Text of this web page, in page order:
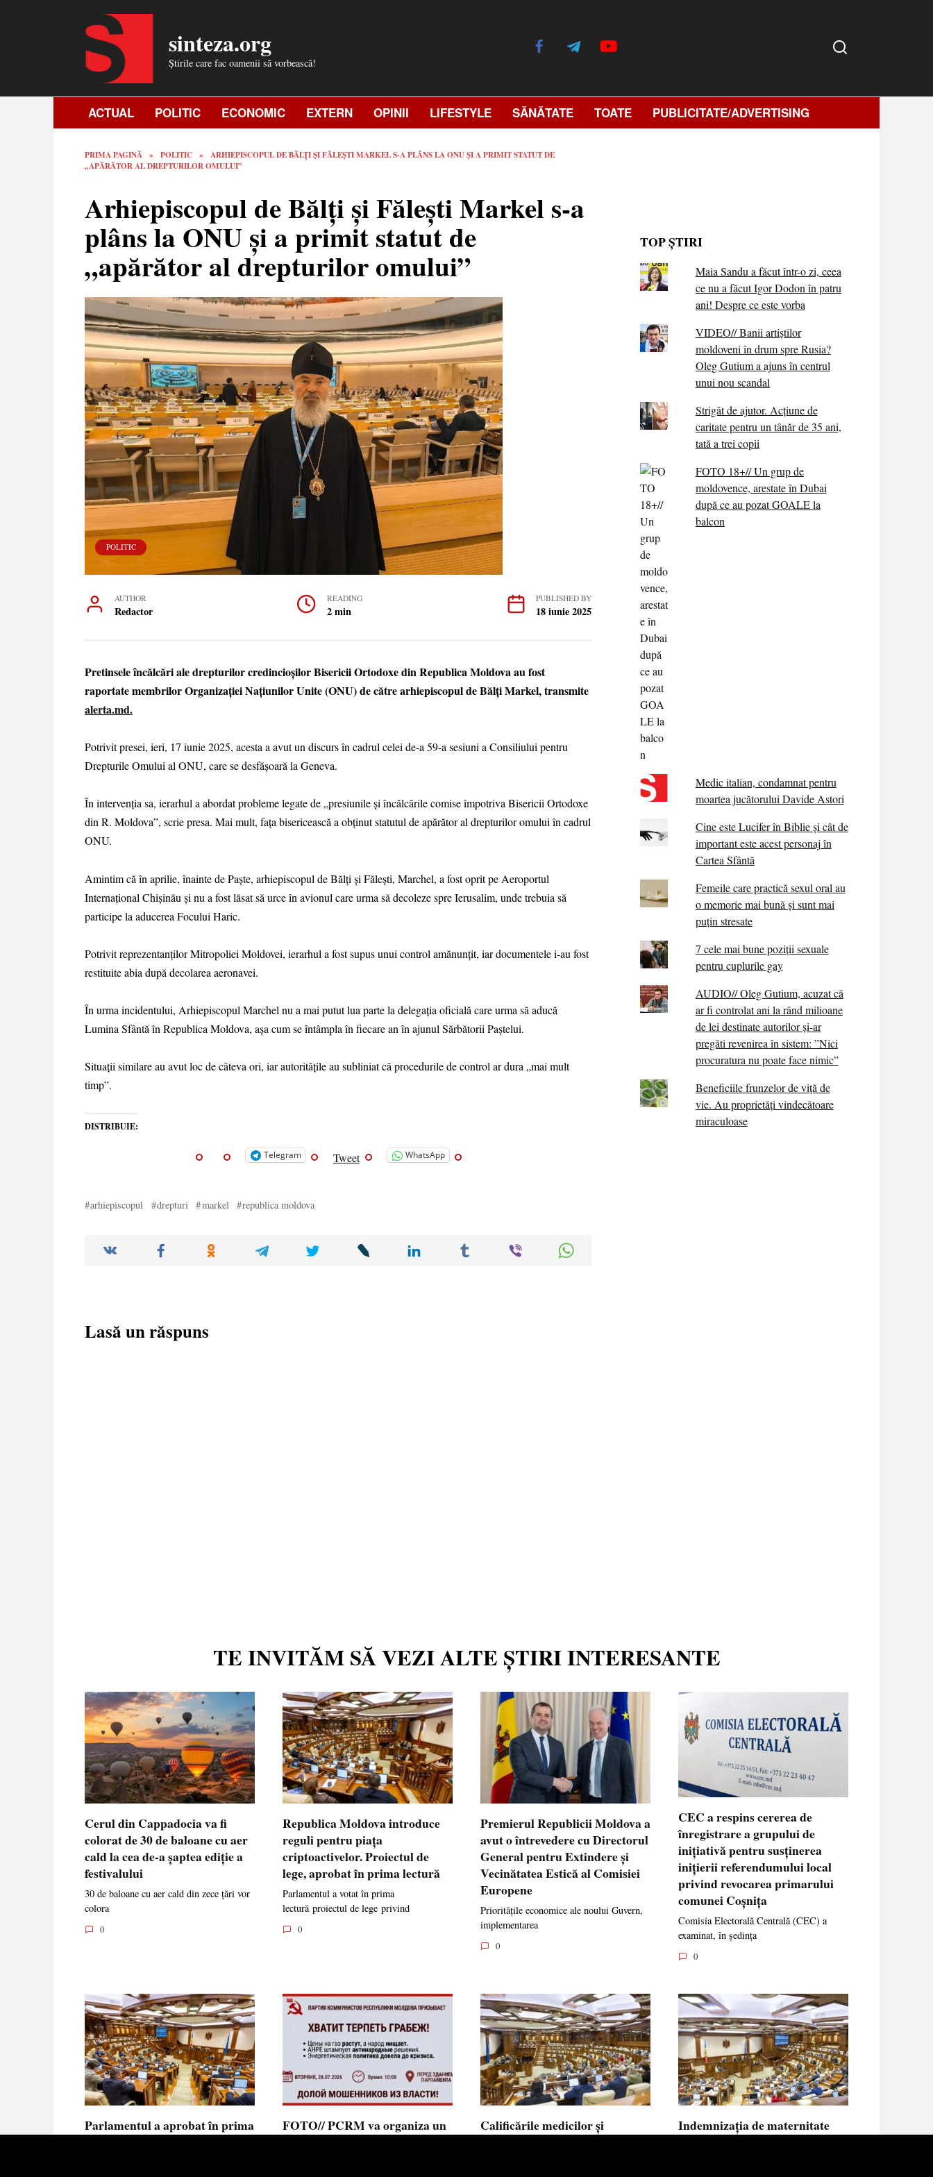
sinteza.org
Știrile care fac oamenii să vorbească!
ACTUAL POLITIC ECONOMIC EXTERN OPINII LIFESTYLE SĂNĂTATE TOATE PUBLICITATE/ADVERTISING
PRIMA PAGINĂ » POLITIC »
ARHIEPISCOPUL DE BĂLȚI ȘI FĂLEȘTI MARKEL S-A PLÂNS LA ONU ȘI A PRIMIT STATUT DE
„APĂRĂTOR AL DREPTURILOR OMULUI”
Arhiepiscopul de Bălți și Fălești Markel s-a
plâns la ONU și a primit statut de
„apărător al drepturilor omului”
POLITIC
AUTHOR
Redactor
READING
2 min
PUBLISHED BY
18 iunie 2025
Pretinsele încălcări ale drepturilor credincioșilor Bisericii Ortodoxe din Republica Moldova au fost
raportate membrilor Organizației Națiunilor Unite (ONU) de către arhiepiscopul de Bălți Markel, transmite
alerta.md.
Potrivit presei, ieri, 17 iunie 2025, acesta a avut un discurs în cadrul celei de-a 59-a sesiuni a Consiliului pentru
Drepturile Omului al ONU, care se desfășoară la Geneva.
În intervenția sa, ierarhul a abordat probleme legate de „presiunile și încălcările comise împotriva Bisericii Ortodoxe
din R. Moldova”, scrie presa. Mai mult, fața bisericească a obținut statutul de apărător al drepturilor omului în cadrul
ONU.
Amintim că în aprilie, înainte de Paște, arhiepiscopul de Bălți și Fălești, Marchel, a fost oprit pe Aeroportul
Internațional Chișinău și nu a fost lăsat să urce în avionul care urma să decoleze spre Ierusalim, unde trebuia să
participe la aducerea Focului Haric.
Potrivit reprezentanților Mitropoliei Moldovei, ierarhul a fost supus unui control amănunțit, iar documentele i-au fost
restituite abia după decolarea aeronavei.
În urma incidentului, Arhiepiscopul Marchel nu a mai putut lua parte la delegația oficială care urma să aducă
Lumina Sfântă în Republica Moldova, așa cum se întâmpla în fiecare an în ajunul Sărbătorii Paștelui.
Situații similare au avut loc de câteva ori, iar autoritățile au subliniat că procedurile de control ar dura „mai mult
timp”.
DISTRIBUIE:
Telegram Tweet WhatsApp
arhiepiscopul drepturi markel republica moldova
Lasă un răspuns
TOP ȘTIRI
Maia Sandu a făcut într-o zi, ceea
ce nu a făcut Igor Dodon în patru
ani! Despre ce este vorba
VIDEO// Banii artiștilor
moldoveni în drum spre Rusia?
Oleg Gutium a ajuns în centrul
unui nou scandal
Strigăt de ajutor. Acțiune de
caritate pentru un tânăr de 35 ani,
tată a trei copii
FOTO 18+// Un grup de
moldovence, arestate în Dubai
după ce au pozat GOALE la
balcon
Medic italian, condamnat pentru
moartea jucătorului Davide Astori
Cine este Lucifer în Biblie și cât de
important este acest personaj în
Cartea Sfântă
Femeile care practică sexul oral au
o memorie mai bună și sunt mai
puțin stresate
7 cele mai bune poziții sexuale
pentru cuplurile gay
AUDIO// Oleg Gutium, acuzat că
ar fi controlat ani la rând milioane
de lei destinate autorilor și-ar
pregăti revenirea în sistem: ”Nici
procuratura nu poate face nimic”
Beneficiile frunzelor de viță de
vie. Au proprietăţi vindecătoare
miraculoase
TE INVITĂM SĂ VEZI ALTE ȘTIRI INTERESANTE
Cerul din Cappadocia va fi
colorat de 30 de baloane cu aer
cald la cea de-a șaptea ediție a
festivalului
30 de baloane cu aer cald din zece țări vor
colora
0
Republica Moldova introduce
reguli pentru piața
criptoactivelor. Proiectul de
lege, aprobat în prima lectură
Parlamentul a votat în prima
lectură proiectul de lege privind
0
Premierul Republicii Moldova a
avut o întrevedere cu Directorul
General pentru Extindere și
Vecinătatea Estică al Comisiei
Europene
Prioritățile economice ale noului Guvern,
implementarea
0
CEC a respins cererea de
înregistrare a grupului de
inițiativă pentru susținerea
inițierii referendumului local
privind revocarea primarului
comunei Coșnița
Comisia Electorală Centrală (CEC) a
examinat, în ședința
0
Parlamentul a aprobat în prima
FOTO// PCRM va organiza un
Calificările medicilor și
Indemnizația de maternitate